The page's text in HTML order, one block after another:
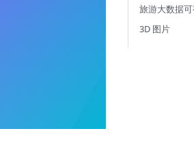
旅游大数据
3D 图片